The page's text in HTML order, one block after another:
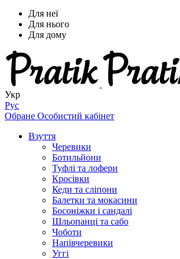
Для неї
Для нього
Для дому
Укр
Рус
Обране Особистий кабінет
Взуття
Черевики
Ботильйони
Туфлі та лофери
Кросівки
Кеди та сліпони
Балетки та мокасини
Босоніжки і сандалі
Шльопанці та сабо
Чоботи
Напівчеревики
Уггі